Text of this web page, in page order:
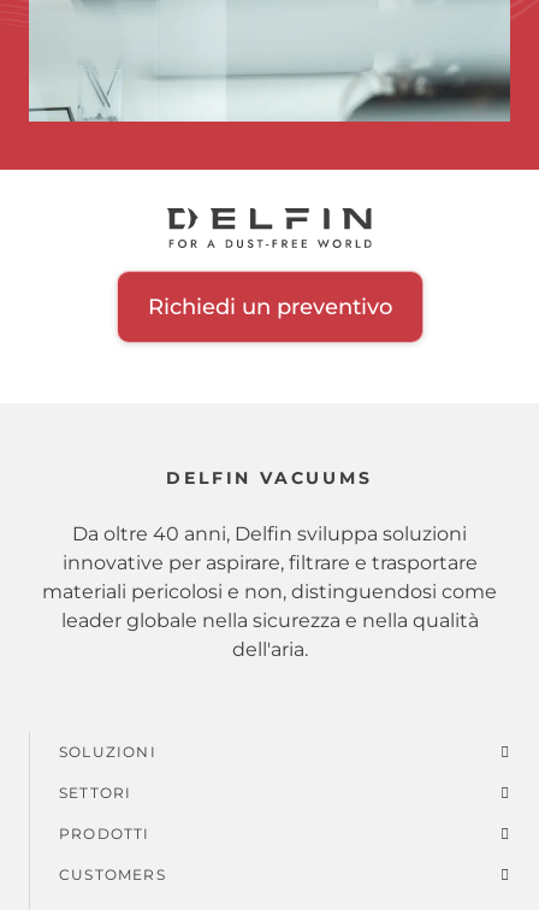
Richiedi un preventivo
DELFIN VACUUMS
Da oltre 40 anni, Delfin sviluppa soluzioni
innovative per aspirare, filtrare e trasportare
materiali pericolosi e non, distinguendosi come
leader globale nella sicurezza e nella qualità
dell'aria.
Menu
di
piè
SOLUZIONI
SETTORI
PRODOTTI
CUSTOMERS